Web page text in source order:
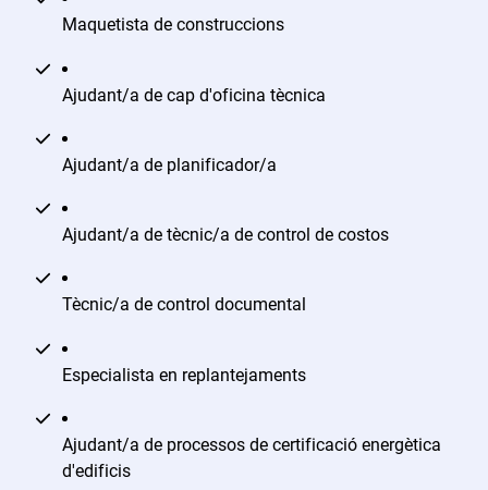
Maquetista de construccions
Ajudant/a de cap d'oficina tècnica
Ajudant/a de planificador/a
Ajudant/a de tècnic/a de control de costos
Tècnic/a de control documental
Especialista en replantejaments
Ajudant/a de processos de certificació energètica
d'edificis